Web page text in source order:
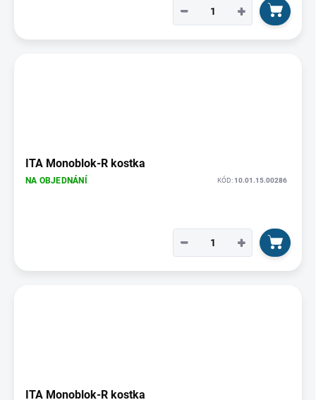
+
−
ITA Monoblok-R kostka
NA OBJEDNÁNÍ KÓD:10.01.15.00286
+
−
ITA Monoblok-R kostka